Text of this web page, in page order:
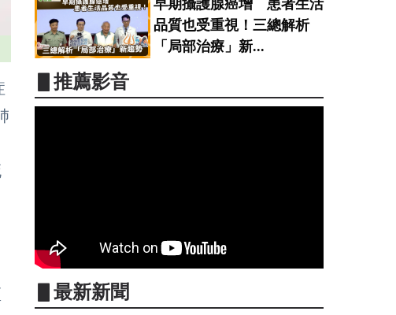
早期攝護腺癌增 患者生活
品質也受重視！三總解析
「局部治療」新...
▋推薦影音
▋最新新聞